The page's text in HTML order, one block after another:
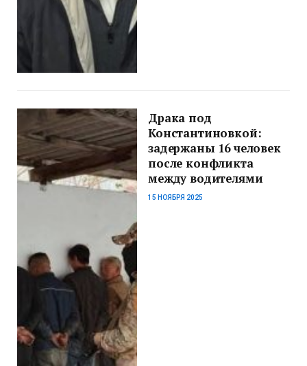
Драка под
Константиновкой:
задержаны 16 человек
после конфликта
между водителями
15 НОЯБРЯ 2025